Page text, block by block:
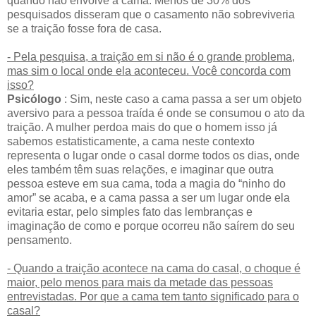
pesquisados disseram que o casamento não sobreviveria
se a traição fosse fora de casa.
- Pela pesquisa, a traição em si não é o grande problema,
mas sim o local onde ela aconteceu. Você concorda com
isso?
Psicólogo : Sim, neste caso a cama passa a ser um objeto
aversivo para a pessoa traída é onde se consumou o ato da
traição. A mulher perdoa mais do que o homem isso já
sabemos estatisticamente, a cama neste contexto
representa o lugar onde o casal dorme todos os dias, onde
eles também têm suas relações, e imaginar que outra
pessoa esteve em sua cama, toda a magia do “ninho do
amor” se acaba, e a cama passa a ser um lugar onde ela
evitaria estar, pelo simples fato das lembranças e
imaginação de como e porque ocorreu não saírem do seu
pensamento.
- Quando a traição acontece na cama do casal, o choque é
maior, pelo menos para mais da metade das pessoas
entrevistadas. Por que a cama tem tanto significado para o
casal?